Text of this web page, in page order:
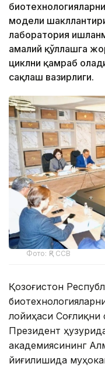
модели
лаборатория
амалий қўллашга
циклни қамраб
сақлаш вазирлиги.
Фото: ҚР ССВ
Қозоғистон
лойиҳаси Соғлиқни
Президент
академиясининг
йиғилишида